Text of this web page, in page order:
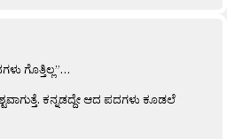
ಗೊತ್ತಿಲ್ಲ”…
ಕನ್ನಡದ್ದೇ ಆದ ಪದಗಳು ಕೂಡಲೆ